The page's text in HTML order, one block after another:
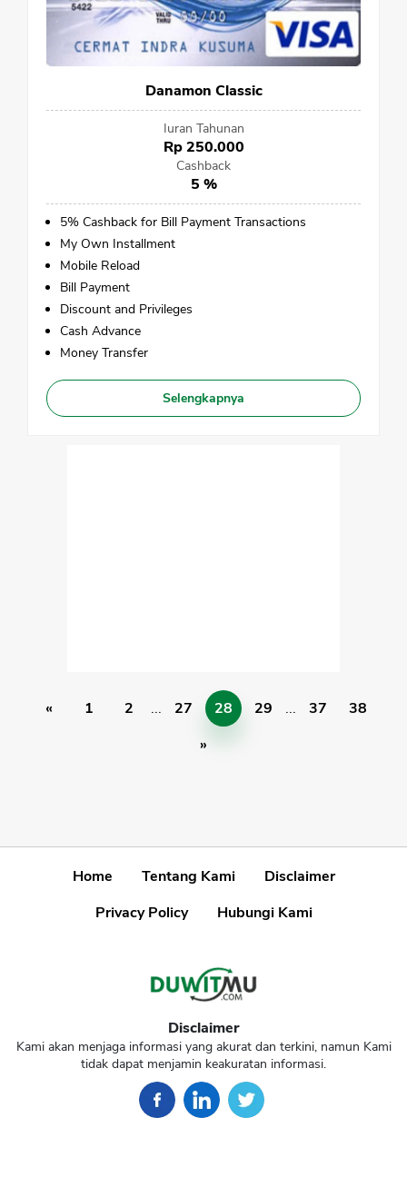
Danamon Classic
Iuran Tahunan
Rp 250.000
Cashback
5 %
5% Cashback for Bill Payment Transactions
My Own Installment
Mobile Reload
Bill Payment
Discount and Privileges
Cash Advance
Money Transfer
Selengkapnya
« 1 2 ... 27 28 29 ... 37
38
»
Home Tentang Kami
Disclaimer
Privacy Policy
Hubungi Kami
Disclaimer
Kami akan menjaga informasi yang akurat dan terkini, namun Kami
tidak dapat menjamin keakuratan informasi.